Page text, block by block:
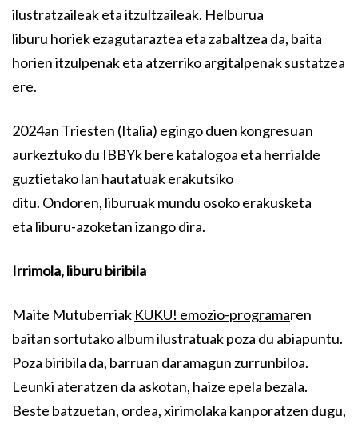
ilustratzaileak eta itzultzaileak. Helburua
liburu horiek ezagutaraztea eta zabaltzea da, baita
horien itzulpenak eta atzerriko argitalpenak sustatzea
ere.
2024an Triesten (Italia) egingo duen kongresuan
aurkeztuko du IBBYk bere katalogoa eta herrialde
guztietako lan hautatuak erakutsiko
ditu. Ondoren, liburuak mundu osoko erakusketa
eta liburu-azoketan izango dira.
Irrimola, liburu biribila
Maite Mutuberriak KUKU! emozio-programaren
baitan sortutako album ilustratuak poza du abiapuntu.
Poza biribila da, barruan daramagun zurrunbiloa.
Leunki ateratzen da askotan, haize epela bezala.
Beste batzuetan, ordea, xirimolaka kanporatzen dugu,